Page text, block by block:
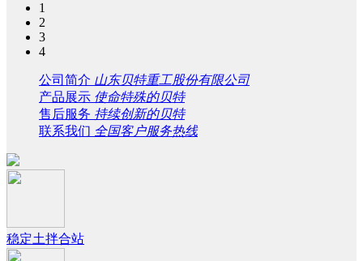
1
2
3
4
公司简介 山东贝特重工股份有限公司
产品展示 使命特殊的贝特
售后服务 持续创新的贝特
联系我们 全国客户服务热线
稳定土拌合站